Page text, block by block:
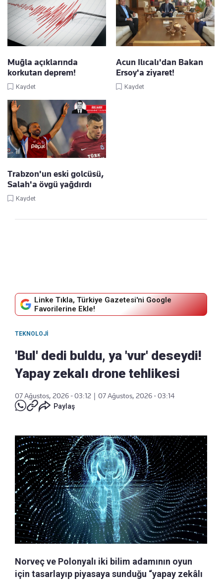
Muğla açıklarında
korkutan deprem!
Kaydet
Acun Ilıcalı'dan Bakan
Ersoy'a ziyaret!
Kaydet
Trabzon'un eski golcüsü,
Salah'a övgü yağdırdı
Kaydet
Linke Tıkla, Türkiye Gazetesi'ni Google
Favorilerine Ekle!
TEKNOLOJI
'Bul' dedi buldu, ya 'vur' deseydi!
Yapay zekalı drone tehlikesi
07 Ağustos, 2026 - 03:12
07 Ağustos, 2026 - 03:14
Paylaş
Norveç ve Polonyalı iki bilim adamının oyun
için tasarlayıp piyasaya sunduğu “yapay zekâlı